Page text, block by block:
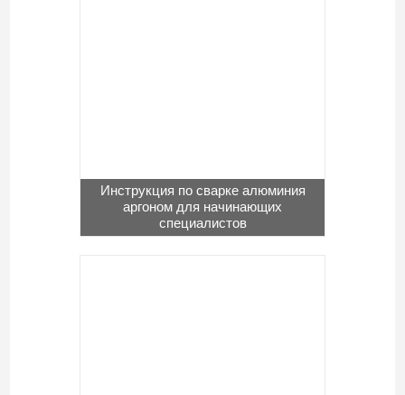
Инструкция по сварке алюминия
аргоном для начинающих
специалистов